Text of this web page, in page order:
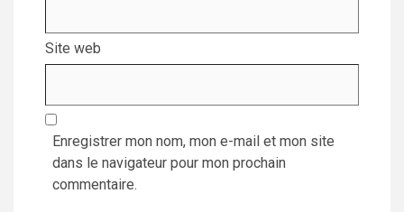
Site web
Enregistrer mon nom, mon e-mail et mon site
dans le navigateur pour mon prochain
commentaire.